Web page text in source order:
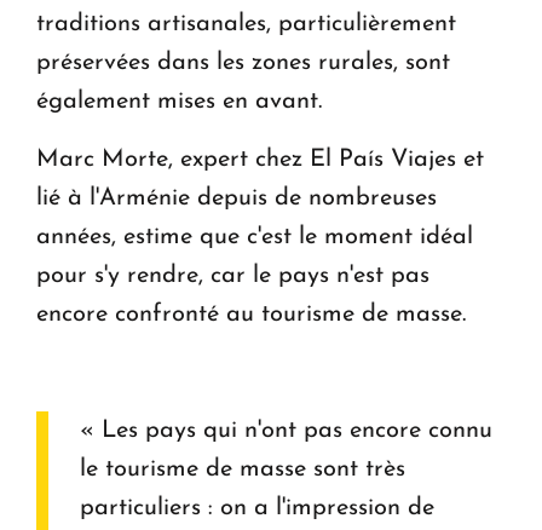
traditions artisanales, particulièrement
préservées dans les zones rurales, sont
également mises en avant.
Marc Morte, expert chez El País Viajes et
lié à l'Arménie depuis de nombreuses
années, estime que c'est le moment idéal
pour s'y rendre, car le pays n'est pas
encore confronté au tourisme de masse.
« Les pays qui n'ont pas encore connu
le tourisme de masse sont très
particuliers : on a l'impression de